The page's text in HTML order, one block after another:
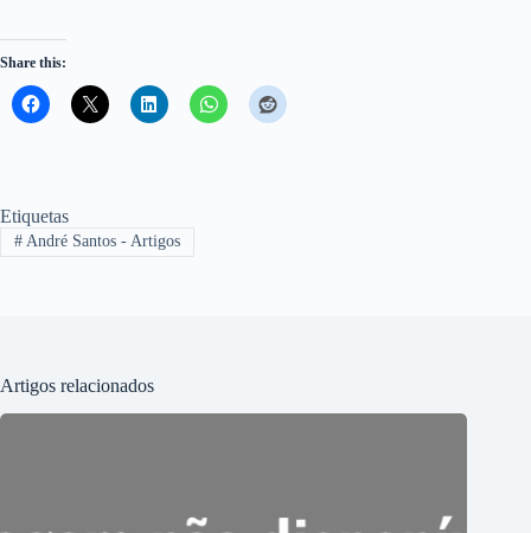
Share this:
Etiquetas
#André Santos - Artigos
Artigos relacionados